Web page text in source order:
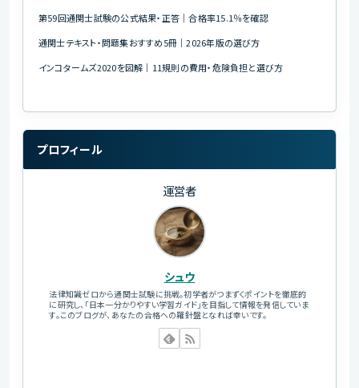
プロフィール
運営者
シュウ
法律知識ゼロから通関士試験に挑戦。初学者がつまずくポイントを徹底的
に研究し、「日本一分かりやすい学習ガイド」を目指して情報を発信していま
す。このブログが、あなたの合格への羅針盤となれば幸いです。
第59回通関士試験の公式結果・正答｜合格率15.1％を確認
通関士テキスト・問題集おすすめ5冊｜2026年版の選び方
インコタームズ2020を図解｜11規則の費用・危険負担と選び方